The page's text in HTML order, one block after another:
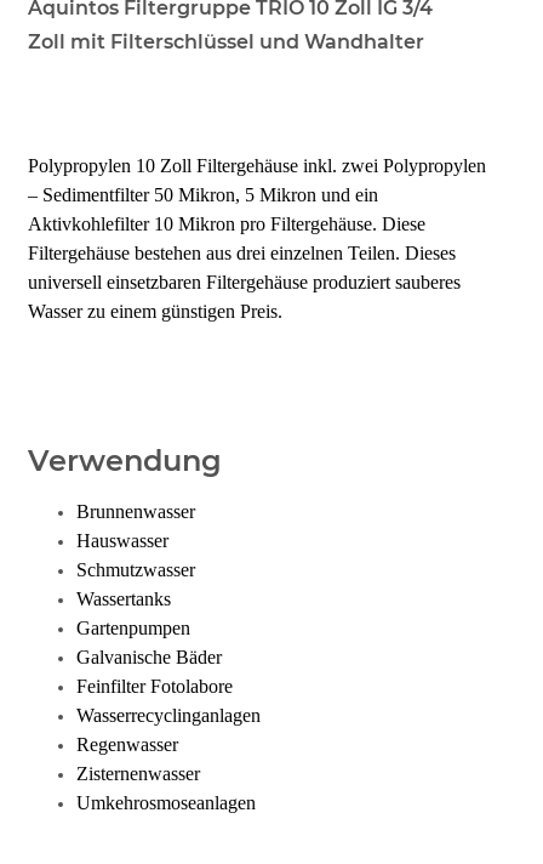
Aquintos Filtergruppe TRIO 10 Zoll IG 3/4
Zoll mit Filterschlüssel und Wandhalter
Polypropylen 10 Zoll Filtergehäuse inkl. zwei Polypropylen
– Sedimentfilter 50 Mikron, 5 Mikron und ein
Aktivkohlefilter 10 Mikron pro Filtergehäuse. Diese
Filtergehäuse bestehen aus drei einzelnen Teilen. Dieses
universell einsetzbaren Filtergehäuseproduziert sauberes
Wasser zu einem günstigen Preis.
Verwendung
Brunnenwasser
Hauswasser
Schmutzwasser
Wassertanks
Gartenpumpen
Galvanische Bäder
Feinfilter Fotolabore
Wasserrecyclinganlagen
Regenwasser
Zisternenwasser
Umkehrosmoseanlagen